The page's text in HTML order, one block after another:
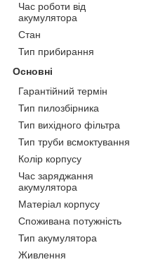
Час роботи від
акумулятора
Стан
Тип прибирання
Основні
Гарантійний термін
Тип пилозбірника
Тип вихідного фільтра
Тип труби всмоктування
Колір корпусу
Час заряджання
акумулятора
Матеріал корпусу
Споживана потужність
Тип акумулятора
Живлення